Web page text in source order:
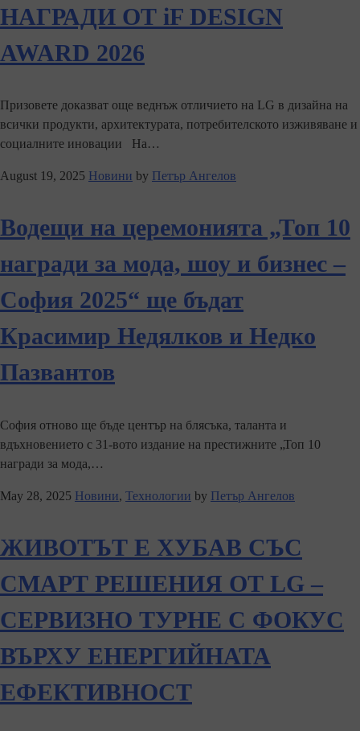
НАГРАДИ ОТ iF DESIGN
AWARD 2026
Призовете доказват още веднъж отличието на LG в дизайна на
всички продукти, архитектурата, потребителското изживяване и
социалните иновации На…
August 19, 2025 Новини by Петър Ангелов
Водещи на церемонията „Топ 10
награди за мода, шоу и бизнес –
София 2025“ ще бъдат
Красимир Недялков и Недко
Пазвантов
София отново ще бъде център на блясъка, таланта и
вдъхновението с 31-вото издание на престижните „Топ 10
награди за мода,…
May 28, 2025 Новини, Технологии by Петър Ангелов
ЖИВОТЪТ Е ХУБАВ СЪС
СМАРТ РЕШЕНИЯ ОТ LG –
СЕРВИЗНО ТУРНЕ С ФОКУС
ВЪРХУ ЕНЕРГИЙНАТА
ЕФЕКТИВНОСТ